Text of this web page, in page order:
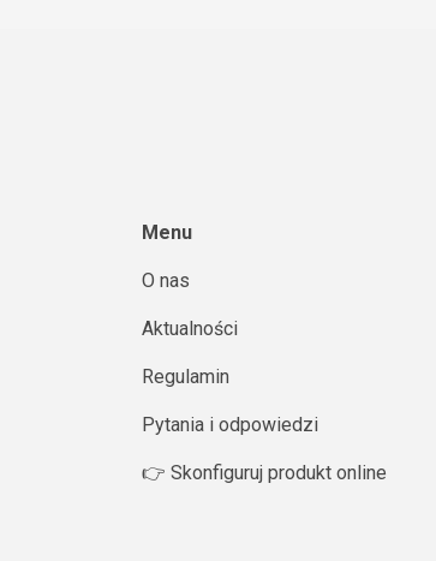
Menu
O nas
Aktualności
Regulamin
Pytania i odpowiedzi
👉 Skonfiguruj produkt online